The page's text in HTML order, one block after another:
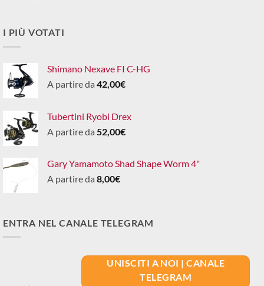
I PIÙ VOTATI
Shimano Nexave FI C-HG
A partire da 42,00€
Tubertini Ryobi Drex
A partire da 52,00€
Gary Yamamoto Shad Shape Worm 4"
A partire da 8,00€
ENTRA NEL CANALE TELEGRAM
UNISCITI A NOI | CANALE
TELEGRAM